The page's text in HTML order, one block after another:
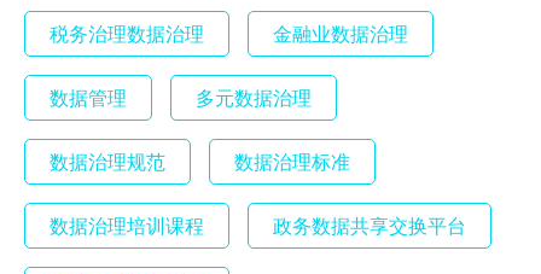
税务治理数据治理 金融业数据治理
数据管理 多元数据治理
数据治理规范 数据治理标准
数据治理培训课程 政务数据共享交换平台